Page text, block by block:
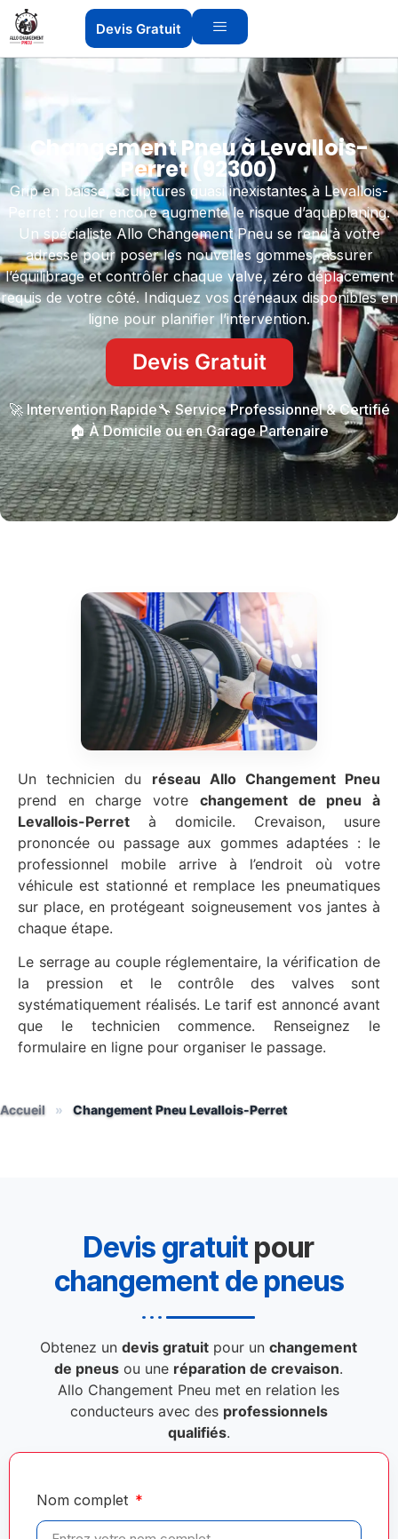
Devis Gratuit
Changement Pneu à Levallois-
Perret (92300)
Grip en baisse, sculptures quasi inexistantes à Levallois-
Perret : rouler encore augmente le risque d’aquaplaning.
Un spécialiste Allo Changement Pneu se rend à votre
adresse pour poser les nouvelles gommes, assurer
l’équilibrage et contrôler chaque valve, zéro déplacement
requis de votre côté. Indiquez vos créneaux disponibles en
ligne pour planifier l’intervention.
Devis Gratuit
🚀 Intervention Rapide🔧 Service Professionnel & Certifié
🏠 À Domicile ou en Garage Partenaire
Un technicien du réseau Allo Changement Pneu
prend en charge votre changement de pneu à
Levallois-Perret à domicile. Crevaison, usure
prononcée ou passage aux gommes adaptées : le
professionnel mobile arrive à l’endroit où votre
véhicule est stationné et remplace les pneumatiques
sur place, en protégeant soigneusement vos jantes à
chaque étape.
Le serrage au couple réglementaire, la vérification de
la pression et le contrôle des valves sont
systématiquement réalisés. Le tarif est annoncé avant
que le technicien commence. Renseignez le
formulaire en ligne pour organiser le passage.
Accueil » Changement Pneu Levallois-Perret
Devis gratuitpour
changement de pneus
Obtenez undevis gratuit pour unchangement
de pneus ou une réparation de crevaison.
Allo Changement Pneu met en relation les
conducteurs avec des professionnels
qualifiés.
Nom complet